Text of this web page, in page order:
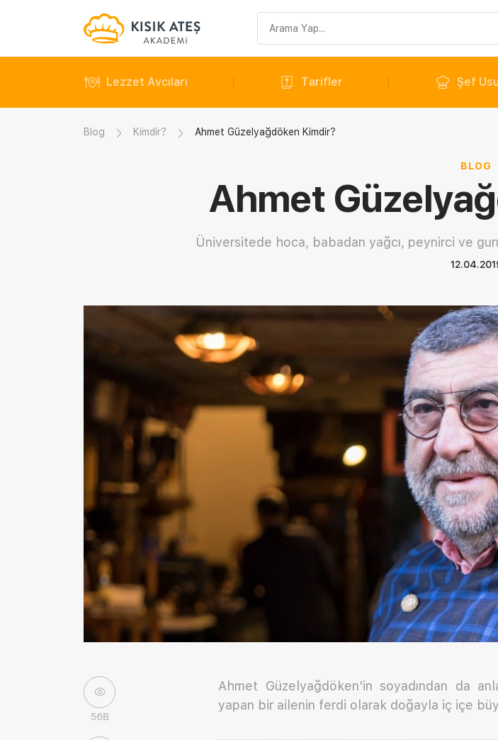
sorgusu
Lezzet Avcıları Tarifler Şef
Blog Kimdir? Ahmet Güzelyağdöken Kimdir?
BLOG
Ahmet
Üniversitede hoca, babadan yağcı, peynirci ve
56B
Ahmet Güzelyağdöken'in soyadından da
yapan bir ailenin ferdi olarak doğayla iç içe